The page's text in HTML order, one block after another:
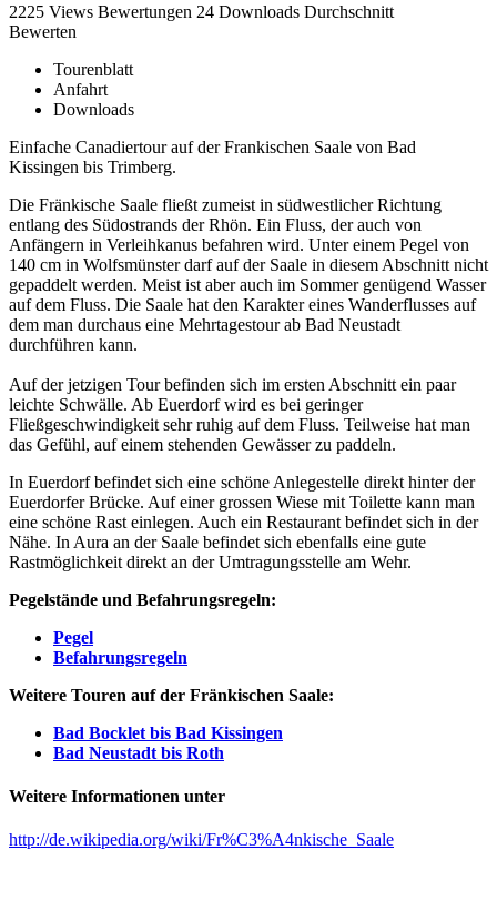
2225 Views Bewertungen 24 Downloads Durchschnitt
Bewerten
Tourenblatt
Anfahrt
Downloads
Einfache Canadiertour auf der Frankischen Saale von Bad
Kissingen bis Trimberg.
Die Fränkische Saale fließt zumeist in südwestlicher Richtung
entlang des Südostrands der Rhön. Ein Fluss, der auch von
Anfängern in Verleihkanus befahren wird. Unter einem Pegel von
140 cm in Wolfsmünster darf auf der Saale in diesem Abschnitt nicht
gepaddelt werden. Meist ist aber auch im Sommer genügend Wasser
auf dem Fluss. Die Saale hat den Karakter eines Wanderflusses auf
dem man durchaus eine Mehrtagestour ab Bad Neustadt
durchführen kann.
Auf der jetzigen Tour befinden sich im ersten Abschnitt ein paar
leichte Schwälle. Ab Euerdorf wird es bei geringer
Fließgeschwindigkeit sehr ruhig auf dem Fluss. Teilweise hat man
das Gefühl, auf einem stehenden Gewässer zu paddeln.
In Euerdorf befindet sich eine schöne Anlegestelle direkt hinter der
Euerdorfer Brücke. Auf einer grossen Wiese mit Toilette kann man
eine schöne Rast einlegen. Auch ein Restaurant befindet sich in der
Nähe. In Aura an der Saale befindet sich ebenfalls eine gute
Rastmöglichkeit direkt an der Umtragungsstelle am Wehr.
Pegelstände und Befahrungsregeln:
Pegel
Befahrungsregeln
Weitere Touren auf der Fränkischen Saale:
Bad Bocklet bis Bad Kissingen
Bad Neustadt bis Roth
Weitere Informationen unter
http://de.wikipedia.org/wiki/Fr%C3%A4nkische_Saale